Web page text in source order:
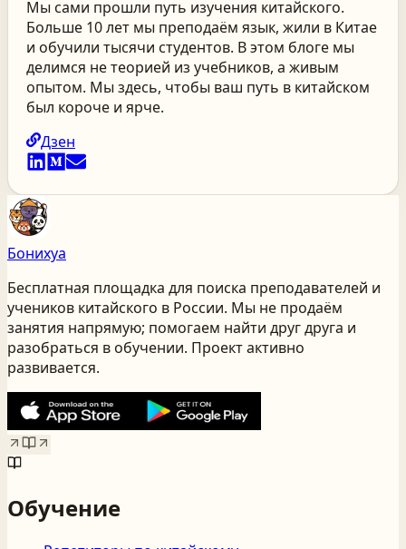
Мы сами прошли путь изучения китайского.
Больше 10 лет мы преподаём язык, жили в Китае
и обучили тысячи студентов. В этом блоге мы
делимся не теорией из учебников, а живым
опытом. Мы здесь, чтобы ваш путь в китайском
был короче и ярче.
Дзен
Бонихуа
Бесплатная площадка для поиска преподавателей и
учеников китайского в России. Мы не продаём
занятия напрямую; помогаем найти друг друга и
разобраться в обучении. Проект активно
развивается.
Обучение